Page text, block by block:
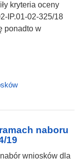
kryteria oceny
IP.01-02-325/18
ponadto w
naboru
19
wniosków dla